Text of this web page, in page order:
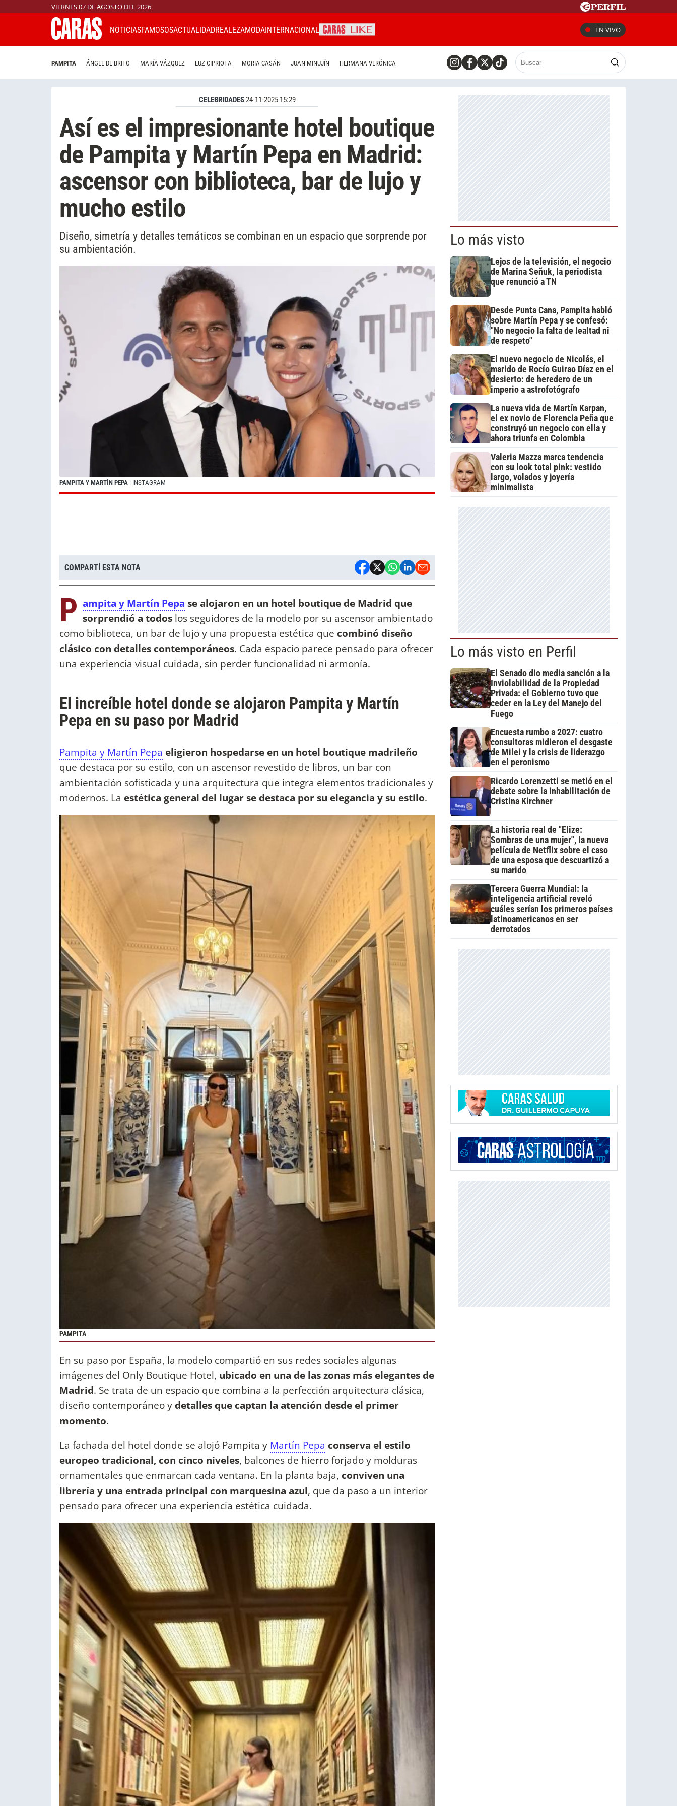
VIERNES 07 DE AGOSTO DEL 2026
NOTICIASFAMOSOSACTUALIDADREALEZAMODAINTERNACIONAL EN VIVO
PAMPITA ÁNGEL DE BRITO MARÍA VÁZQUEZ LUZ CIPRIOTA MORIA CASÁN JUAN MINUJÍN HERMANA VERÓNICA
CELEBRIDADES24-11-2025 15:29
Así es el impresionante hotel boutique
de Pampita y Martín Pepa en Madrid:
ascensor con biblioteca, bar de lujo y
mucho estilo
Diseño, simetría y detalles temáticos se combinan en un espacio que sorprende por
su ambientación.
PAMPITA Y MARTÍN PEPA | INSTAGRAM
COMPARTÍ ESTA NOTA
P ampita y Martín Pepa se alojaron en un hotel boutique de Madrid que
sorprendió a todos los seguidores de la modelo por su ascensor ambientado
como biblioteca, un bar de lujo y una propuesta estética que combinó diseño
clásico con detalles contemporáneos. Cada espacio parece pensado para ofrecer
una experiencia visual cuidada, sin perder funcionalidad ni armonía.
El increíble hotel donde se alojaron Pampita y Martín
Pepa en su paso por Madrid
Pampita y Martín Pepa eligieron hospedarse en un hotel boutique madrileño
que destaca por su estilo, con un ascensor revestido de libros, un bar con
ambientación sofisticada y una arquitectura que integra elementos tradicionales y
modernos. La estética general del lugar se destaca por su elegancia y su estilo.
PAMPITA
En su paso por España, la modelo compartió en sus redes sociales algunas
imágenes del Only Boutique Hotel, ubicado en una de las zonas más elegantes de
Madrid. Se trata de un espacio que combina a la perfección arquitectura clásica,
diseño contemporáneo ydetalles que captan la atención desde el primer
momento.
La fachada del hotel donde se alojó Pampita y Martín Pepa conserva el estilo
europeo tradicional, con cinco niveles, balcones de hierro forjado y molduras
ornamentales que enmarcan cada ventana. En la planta baja, conviven una
librería y una entrada principal con marquesina azul, que da paso a un interior
pensado para ofrecer una experiencia estética cuidada.
Lo más visto
Lejos de la televisión, el negocio
de Marina Señuk, la periodista
que renunció a TN
Desde Punta Cana, Pampita habló
sobre Martín Pepa y se confesó:
"No negocio la falta de lealtad ni
de respeto"
El nuevo negocio de Nicolás, el
marido de Rocío Guirao Díaz en el
desierto: de heredero de un
imperio a astrofotógrafo
La nueva vida de Martín Karpan,
el ex novio de Florencia Peña que
construyó un negocio con ella y
ahora triunfa en Colombia
Valeria Mazza marca tendencia
con su look total pink: vestido
largo, volados y joyería
minimalista
Lo más visto en Perfil
El Senado dio media sanción a la
Inviolabilidad de la Propiedad
Privada: el Gobierno tuvo que
ceder en la Ley del Manejo del
Fuego
Encuesta rumbo a 2027: cuatro
consultoras midieron el desgaste
de Milei y la crisis de liderazgo
en el peronismo
Ricardo Lorenzetti se metió en el
debate sobre la inhabilitación de
Cristina Kirchner
La historia real de "Elize:
Sombras de una mujer", la nueva
película de Netflix sobre el caso
de una esposa que descuartizó a
su marido
Tercera Guerra Mundial: la
inteligencia artificial reveló
cuáles serían los primeros países
latinoamericanos en ser
derrotados